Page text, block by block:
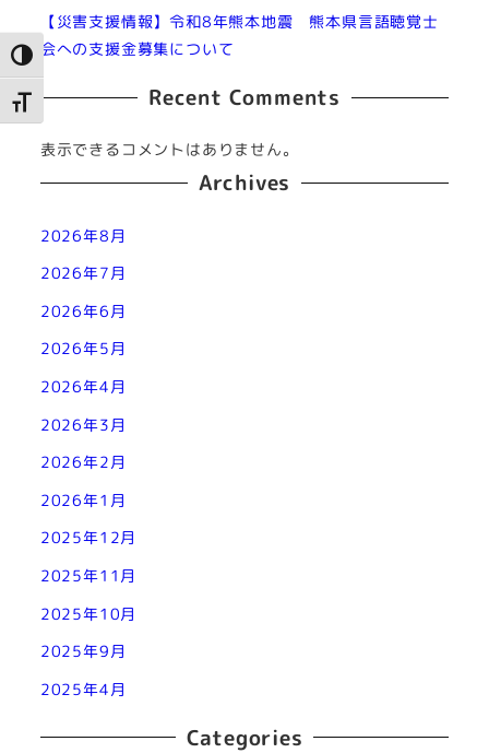
高コントラストに切り替え
文字サイズを切り替え
【災害支援情報】令和8年熊本地震 熊本県言語聴覚士
会への支援金募集について
Recent Comments
表示できるコメントはありません。
Archives
2026年8月
2026年7月
2026年6月
2026年5月
2026年4月
2026年3月
2026年2月
2026年1月
2025年12月
2025年11月
2025年10月
2025年9月
2025年4月
Categories